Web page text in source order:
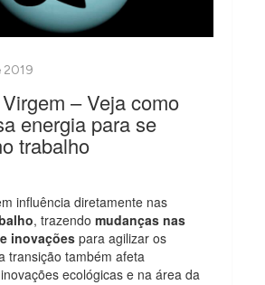
– Veja como
energia para se
trabalho
influência diretamente nas
, trazendomudanças nas
inovaçõespara agilizar os
transição também afeta
ecológicas e na área da